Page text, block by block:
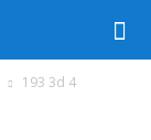
193 3d 4